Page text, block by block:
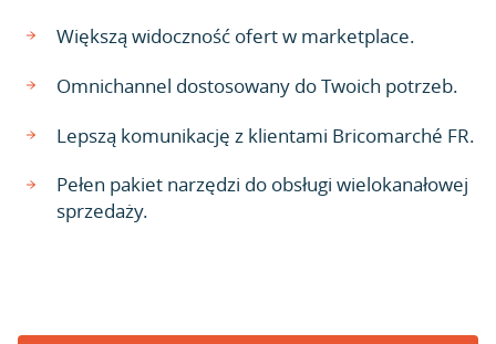
Większą widoczność ofert w marketplace.
Omnichannel dostosowany do Twoich potrzeb.
Lepszą komunikację z klientami Bricomarché FR.
Pełen pakiet narzędzi do obsługi wielokanałowej
sprzedaży.